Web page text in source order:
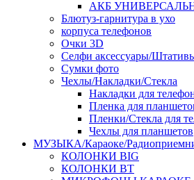
АКБ
Блютуз-гарнитура в ухо
корпуса телефонов
Очки 3D
Селфи аксессуары/
Сумки фото
Чехлы/Накладки/Стекла
Накладки для
Пленка для
Пленки/Стекла для
Чехлы для планшетов
МУЗЫКА/Караоке/
КОЛОНКИ BIG
КОЛОНКИ BT